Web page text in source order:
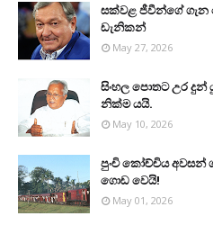
සක්වළ ජීවීන්ගේ
ඩැනිකන්
May 27, 2026
සිංහල පොතට උර
නික්ම යයි.
May 10, 2026
පුංචි කෝච්චිය අවසන්
ගොඩ වෙයි!
May 01, 2026